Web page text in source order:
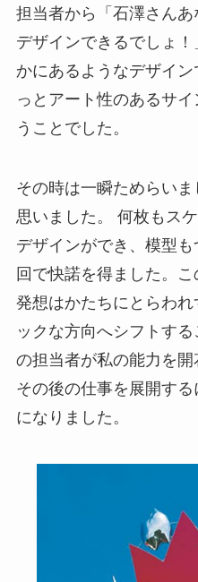
担当者から「石澤さん
デザインできるでしょ
かにあるようなデザイ
っとアート性のあるサ
うことでした。
その時は一瞬ためらい
思いました。 何枚もス
デザインができ、模型
回で快諾を得ました。
発想はかたちにとらわ
ックな方向へシフトす
の担当者が私の能力を開
その後の仕事を展開す
になりました。